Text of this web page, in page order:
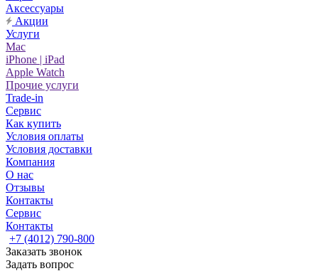
Аксессуары
Акции
Услуги
Mac
iPhone | iPad
Apple Watch
Прочие услуги
Trade-in
Сервис
Как купить
Условия оплаты
Условия доставки
Компания
О нас
Отзывы
Контакты
Сервис
Контакты
+7 (4012) 790-800
Заказать звонок
Задать вопрос